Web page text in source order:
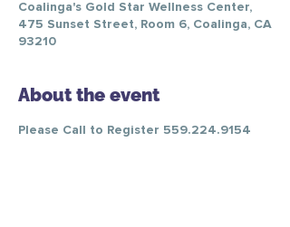
Coalinga's Gold Star Wellness Center,
475 Sunset Street, Room 6, Coalinga, CA
93210
About the event
Please Call to Register 559.224.9154